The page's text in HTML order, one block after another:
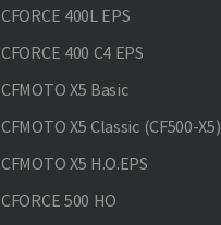
CFORCE 400L EPS
CFORCE 400 С4 EPS
CFMOTO X5 Basic
CFMOTO X5 Classic (CF500-X5)
CFMOTO X5 H.O.EPS
CFORCE 500 HO